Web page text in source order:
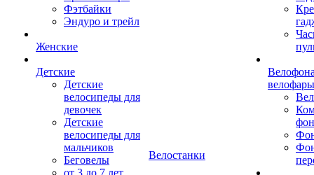
Фэтбайки
Эндуро и трейл
Женские
Детские
Детские
велосипеды для
девочек
Детские
велосипеды для
мальчиков
Беговелы
от 3 до 7 лет
Велостанки
велофары